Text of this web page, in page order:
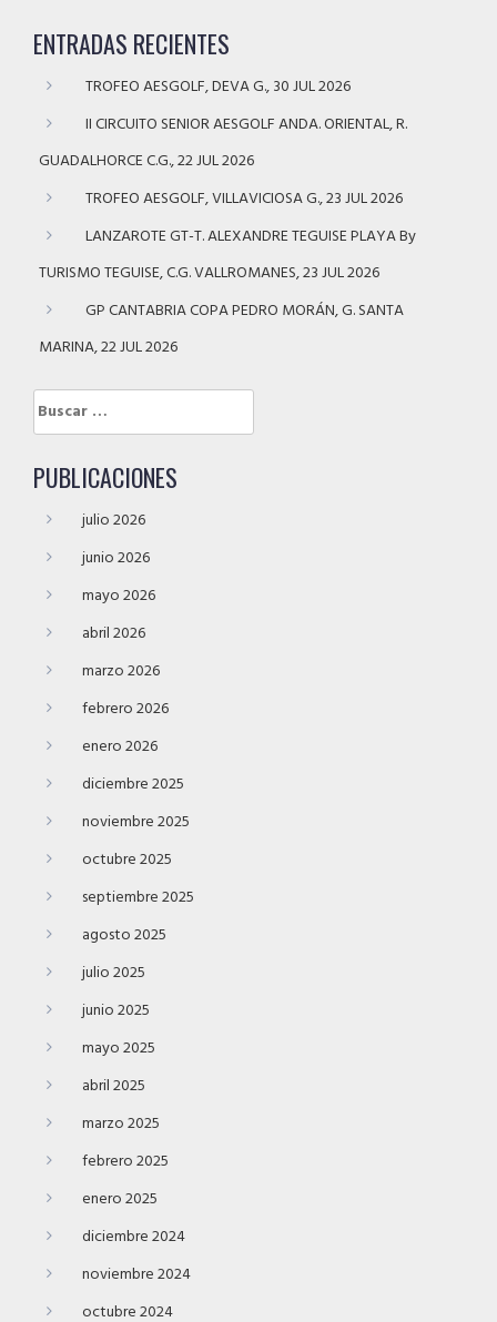
ENTRADAS RECIENTES
TROFEO AESGOLF, DEVA G., 30 JUL 2026
II CIRCUITO SENIOR AESGOLF ANDA. ORIENTAL, R.
GUADALHORCE C.G., 22 JUL 2026
TROFEO AESGOLF, VILLAVICIOSA G., 23 JUL 2026
LANZAROTE GT-T. ALEXANDRE TEGUISE PLAYA By
TURISMO TEGUISE, C.G. VALLROMANES, 23 JUL 2026
GP CANTABRIA COPA PEDRO MORÁN, G. SANTA
MARINA, 22 JUL 2026
Buscar:
PUBLICACIONES
julio 2026
junio 2026
mayo 2026
abril 2026
marzo 2026
febrero 2026
enero 2026
diciembre 2025
noviembre 2025
octubre 2025
septiembre 2025
agosto 2025
julio 2025
junio 2025
mayo 2025
abril 2025
marzo 2025
febrero 2025
enero 2025
diciembre 2024
noviembre 2024
octubre 2024